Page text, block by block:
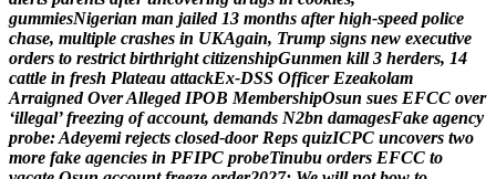
gummiesNigerian man jailed 13 months after high-speed police
chase, multiple crashes in UKAgain, Trump signs new executive
orders to restrict birthright citizenshipGunmen kill 3 herders, 14
cattle in fresh Plateau attackEx-DSS Officer Ezeakolam
Arraigned OverAlleged IPOB MembershipOsun sues EFCC over
‘illegal’ freezing of account, demands N2bn damagesFake agency
probe:Adeyemi rejects closed-door Reps quizICPC uncovers two
more fake agencies in PFIPC probeTinubu orders EFCC to